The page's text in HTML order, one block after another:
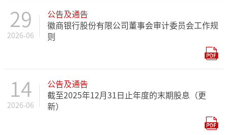
29
2026-06
公告及通告
徽商银行股份有限公司董事会审计委员会工作规
则
14
2026-06
公告及通告
截至2025年12月31日止年度的末期股息（更
新）